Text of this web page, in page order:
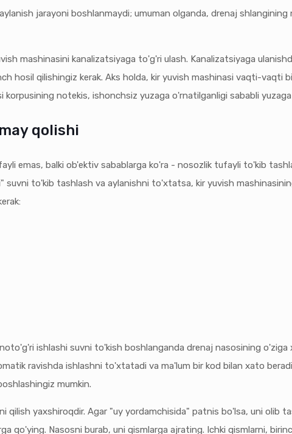
jarayoni boshlanmaydi; umuman olganda, drenaj
mashinasini kanalizatsiyaga to'g'ri ulash. Kanalizatsiyaga
hosil qilishingiz kerak. Aks holda, kir yuvish mashinasi vaqti-vaqti
notekis, ishonchsiz yuzaga o'rnatilganligi sababli yuzaga
qolishi
emas, balki ob'ektiv sabablarga ko'ra - nosozlik tufayli to'kib
to'kib tashlash va aylanishni to'xtatsa, kir yuvish
ishlashi suvni to'kish boshlanganda drenaj nasosining o'ziga
ravishda ishlashni to'xtatadi va ma'lum bir kod bilan xato
mumkin.
qilish yaxshiroqdir. Agar "uy yordamchisida" patnis bo'lsa, uni olib
qo'ying. Nasosni burab, uni qismlarga ajrating. Ichki qismlarni,